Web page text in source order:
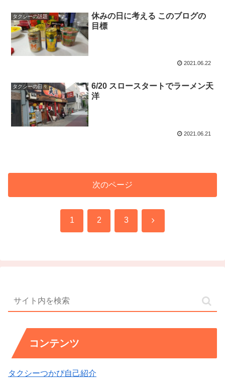
タクシーの話題
休みの日に考える このブログの
目標
2021.06.22
タクシーの日々
6/20 スロースタートでラーメン天
洋
2021.06.21
次のページ
1 2 3 次
コンテンツ
タクシーつかぴ自己紹介